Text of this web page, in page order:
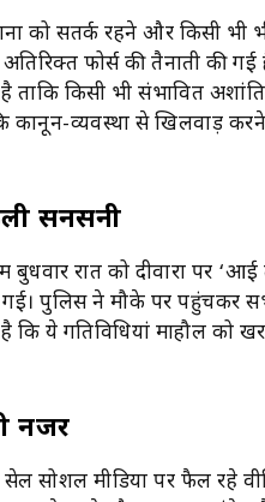
को सतर्क रहने और किसी भी
अतिरिक्त फोर्स की तैनाती की
है ताकि किसी भी संभावित
कानून-व्यवस्था से खिलवाड़
सनसनी
रात को दीवारों पर
पुलिस ने मौके पर पहुंचकर
ये गतिविधियां माहौल को
नजर
सोशल मीडिया पर फैल रहे